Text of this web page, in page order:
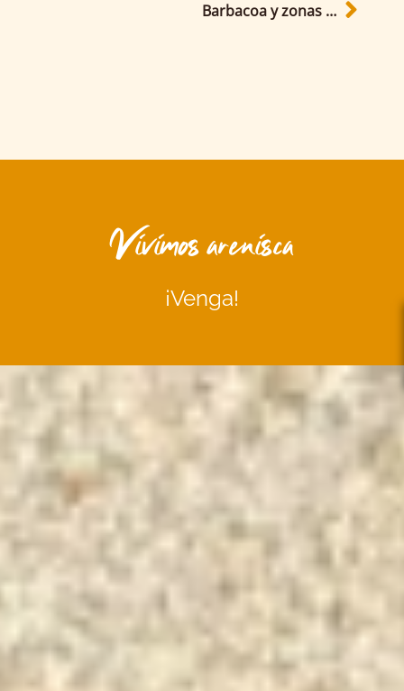
Barbacoa y zonas para sentarse
Vivimos arenisca
¡Venga!